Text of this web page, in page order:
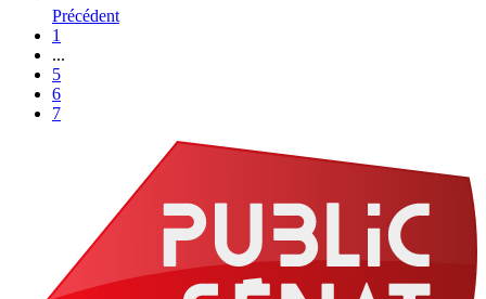
Précédent
1
...
5
6
7